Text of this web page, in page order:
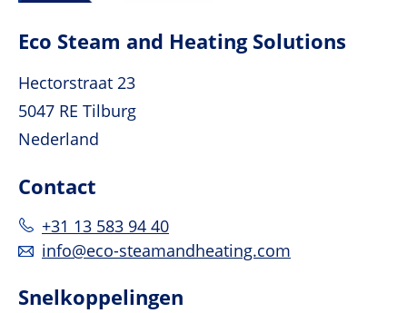
Eco Steam and Heating Solutions
Hectorstraat 23
5047 RE Tilburg
Nederland
Contact
+31 13 583 94 40
info@eco-steamandheating.com
Snelkoppelingen